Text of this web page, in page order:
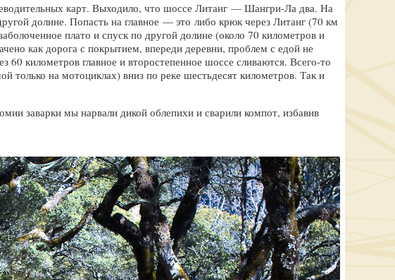
карт. Выходило, что шоссе Литанг — Шангри-Ла два. На
долине. Попасть на главное — это либо крюк через Литанг (70 км
плато и спуск по другой долине (около 70 километров и
как дорога с покрытием, впереди деревни, проблем с едой не
60 километров главное и второстепенное шоссе сливаются. Всего-то
на мотоциклах) вниз по реке шестьдесят километров. Так и
заварки мы нарвали дикой облепихи и сварили компот, избавив